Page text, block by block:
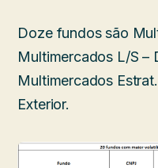
Doze fundos são
Multimercados L/S –
Multimercados
Exterior.